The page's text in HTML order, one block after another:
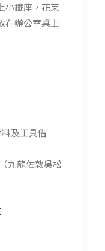
小鐵座，花束
在辦公室桌上
及工具借
九龍佐敦吳松